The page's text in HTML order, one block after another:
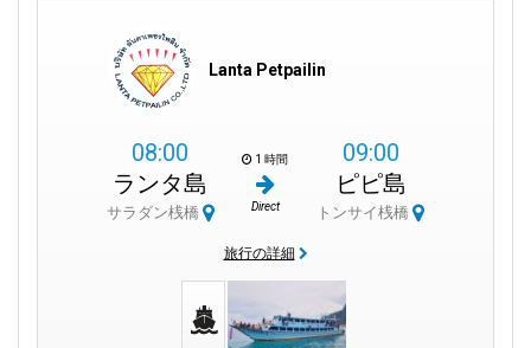
そして、さらに魅力を増すのは何でしょうか？それは、この島
が豊かで活気に満ちた文化にあふれており、それを探索するの
食事を試し、独自の生活様式を学ぶことを想像してみてくださ
い。それはまるで新しい体験の世界に足を踏み入れるようなも
あなたのコランタへの旅はサラダンピアから始まります。それ
は驚くべき冒険への扉が開くようなものです！そして冒険とい
えば、コランタにはすべてが揃っています。
Lanta Petpailin
08:00
ランタ島
サラダン桟橋
1 時間
Direct
09:00
ピピ島
トンサイ桟橋
旅行の詳細